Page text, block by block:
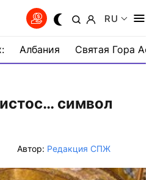
RU
Албания Святая Гора
символ
Автор: Редакция СПЖ